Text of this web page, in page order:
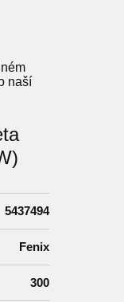
naší
5437494
Fenix
300